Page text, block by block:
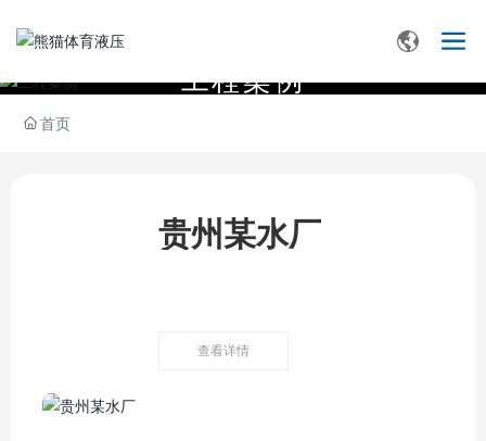
工程案例
首页
贵州某水厂
查看详情